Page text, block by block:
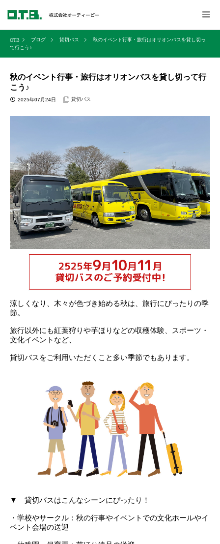
ブログ 貸切バス
秋のイベント行事・旅行はオリオンバスを貸し切っ
て行こう♪
秋のイベント行事・旅行はオリオンバスを貸し切って行
こう♪
2025年07月24日 貸切バス
涼しくなり、木々が色づき始める秋は、旅行にぴったりの季
節。
旅行以外にも紅葉狩りや芋ほりなどの収穫体験、スポーツ・
文化イベントなど、
貸切バスをご利用いただくこと多い季節でもあります。
▼ 貸切バスはこんなシーンにぴったり！
・学校やサークル：秋の行事やイベントでの文化ホールやイ
ベント会場の送迎